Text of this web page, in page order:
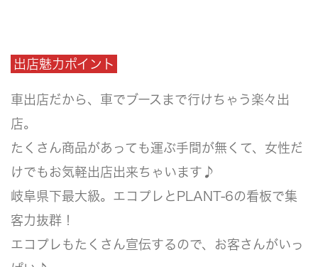
出店魅力ポイント
車出店だから、車でブースまで行けちゃう楽々出
店。
たくさん商品があっても運ぶ手間が無くて、女性だ
けでもお気軽出店出来ちゃいます♪
岐阜県下最大級。エコプレとPLANT-6の看板で集
客力抜群！
エコプレもたくさん宣伝するので、お客さんがいっ